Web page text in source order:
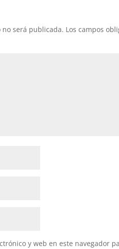
será publicada. Los campos
y web en este navegador